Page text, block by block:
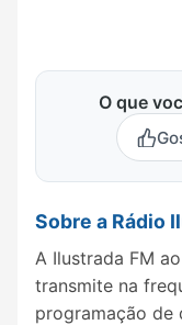
O que
Sobre a Rádio
A Ilustrada FM
transmite na
programação de